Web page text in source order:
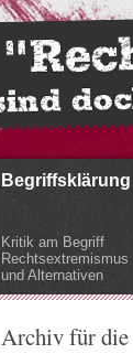
Begriffsklärung
Kritik am Begriff
Rechtsextremismus
und Alternativen
Archiv für